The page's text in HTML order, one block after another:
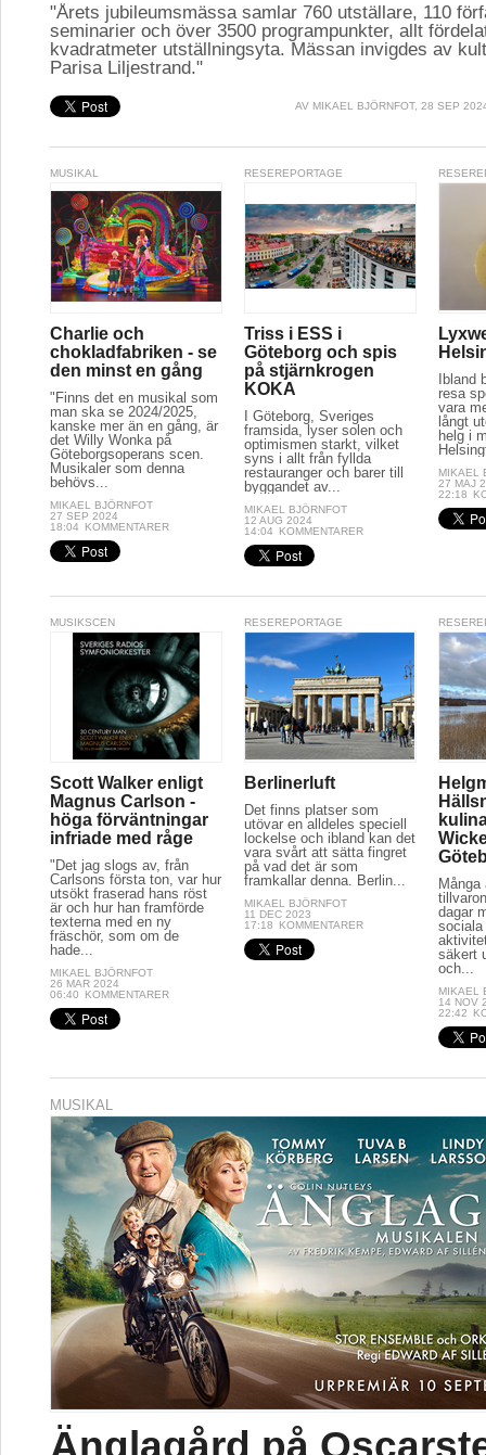
"Årets jubileumsmässa samlar 760 utställare, 110
seminarier och över 3500 programpunkter, allt
kvadratmeter utställningsyta. Mässan invigdes av
Parisa Liljestrand."
AV MIKAEL BJÖRNFOT, 28 SEP
MUSIKAL
Charlie och
chokladfabriken - se
den minst en gång
"Finns det en musikal som
man ska se 2024/2025,
kanske mer än en gång, är
det Willy Wonka på
Göteborgsoperans scen.
Musikaler som denna
behövs...
MIKAEL BJÖRNFOT
27 SEP 2024
18:04
KOMMENTARER
RESEREPORTAGE
Triss i ESS i
Göteborg och spis
på stjärnkrogen
KOKA
I Göteborg, Sveriges
framsida, lyser solen och
optimismen starkt, vilket
syns i allt från fyllda
restauranger och barer till
byggandet av...
MIKAEL BJÖRNFOT
12 AUG 2024
14:04
KOMMENTARER
Ibland
resa
vara
långt
helg i
MIKAEL
27 MAJ
22:18
MUSIKSCEN
Scott Walker enligt
Magnus Carlson -
höga förväntningar
infriade med råge
"Det jag slogs av, från
Carlsons första ton, var hur
utsökt fraserad hans röst
är och hur han framförde
texterna med en ny
fräschör, som om de
hade...
MIKAEL BJÖRNFOT
26 MAR 2024
06:40
KOMMENTARER
RESEREPORTAGE
Berlinerluft
Det finns platser som
utövar en alldeles speciell
lockelse och ibland kan det
vara svårt att sätta fingret
på vad det är som
framkallar denna. Berlin...
MIKAEL BJÖRNFOT
11 DEC 2023
17:18
KOMMENTARER
dagar
säkert
och...
MIKAEL
14 NOV
22:42
MUSIKAL
Änglagård på